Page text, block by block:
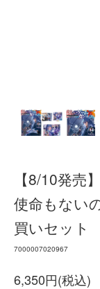
【8/10発売
使命もない
買いセット
7000007020967
6,350円(税込)